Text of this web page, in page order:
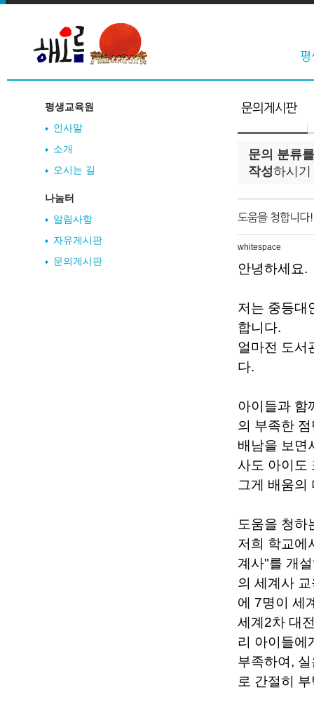
평생교육원
인사말
소개
오시는 길
나눔터
알림사항
자유게시판
문의게시판
문의 분류
작성하시
whitespace
안녕하세요.
저는 중등대
합니다.
얼마전 도서
다.
아이들과 함
의 부족한
배남을 보면
사도 아이도
그게 배움의
도움을 청하
저희 학교에
계사"를 개
의 세계사
에 7명이 세
세계2차 대
리 아이들에
부족하여,
로 간절히